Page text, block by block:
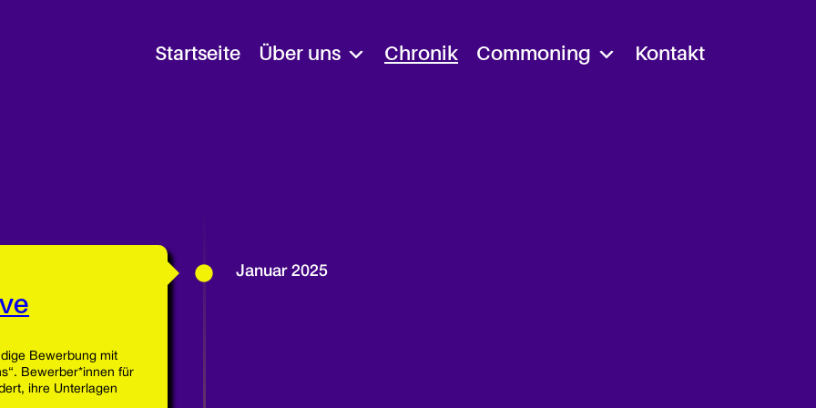
Startseite Über uns Chronik Commoning Kontakt
Januar 2025
Bewerbung mit
Bewerber*innen für
ihre Unterlagen